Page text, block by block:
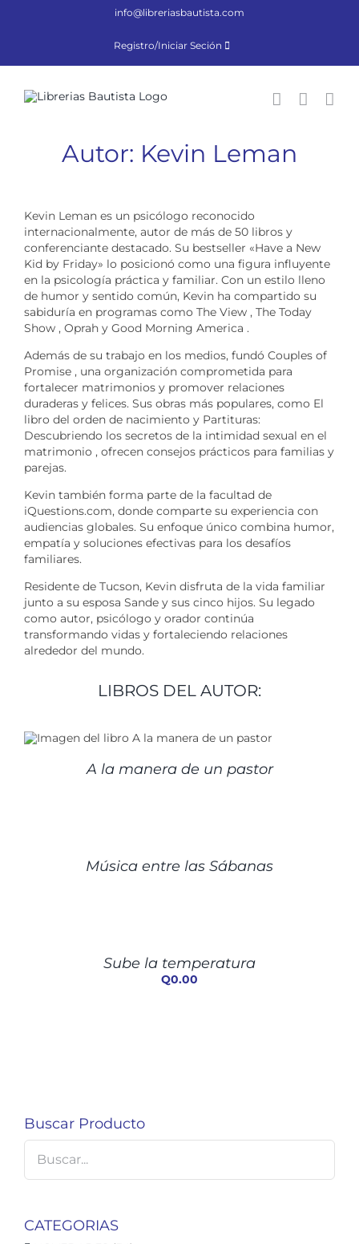
info@libreriasbautista.com
Registro/Iniciar Seción
Autor: Kevin Leman
Kevin Leman es un psicólogo reconocido
internacionalmente, autor de más de 50 libros y
conferenciante destacado. Su bestseller «Have a New
Kid by Friday» lo posicionó como una figura influyente
en la psicología práctica y familiar. Con un estilo lleno
de humor y sentido común, Kevin ha compartido su
sabiduría en programas como The View , The Today
Show , Oprah y Good Morning America .
Además de su trabajo en los medios, fundó Couples of
Promise , una organización comprometida para
fortalecer matrimonios y promover relaciones
duraderas y felices. Sus obras más populares, como El
libro del orden de nacimiento y Partituras:
Descubriendo los secretos de la intimidad sexual en el
matrimonio , ofrecen consejos prácticos para familias y
parejas.
Kevin también forma parte de la facultad de
iQuestions.com, donde comparte su experiencia con
audiencias globales. Su enfoque único combina humor,
empatía y soluciones efectivas para los desafíos
familiares.
Residente de Tucson, Kevin disfruta de la vida familiar
junto a su esposa Sande y sus cinco hijos. Su legado
como autor, psicólogo y orador continúa
transformando vidas y fortaleciendo relaciones
alrededor del mundo.
LIBROS DEL AUTOR:
A la manera de un pastor
Música entre las Sábanas
Sube la temperatura
Q0.00
Buscar Producto
CATEGORIAS